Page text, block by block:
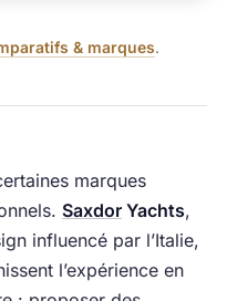
& marques.
marques
SaxdorYachts,
influencé par l’Italie,
l’expérience en